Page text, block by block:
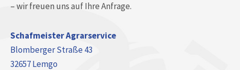
– wir freuen uns auf Ihre Anfrage.
Schafmeister Agrarservice
Blomberger Straße 43
32657 Lemgo